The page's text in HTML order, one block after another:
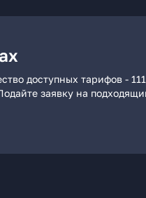
доступных тарифов -
заявку на